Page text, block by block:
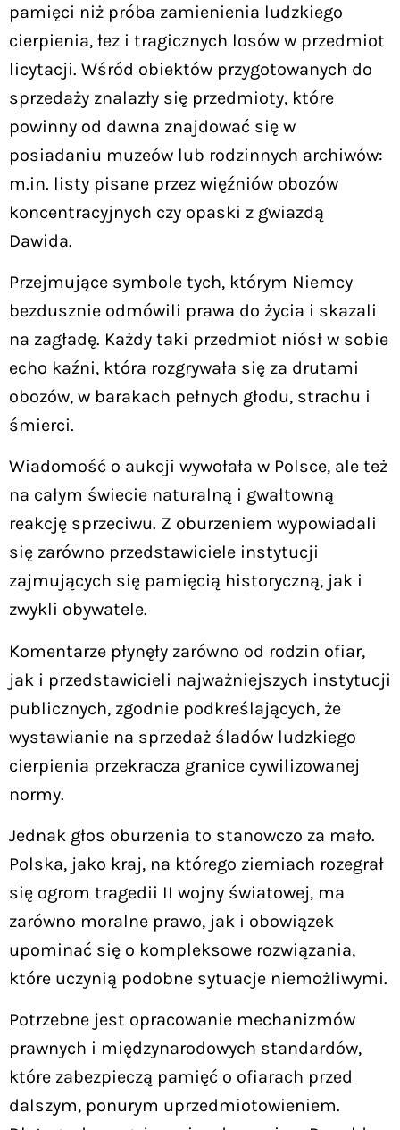
pamięci niż próba zamienienia ludzkiego
cierpienia, łez i tragicznych losów w przedmiot
licytacji. Wśród obiektów przygotowanych do
sprzedaży znalazły się przedmioty, które
powinny od dawna znajdować się w
posiadaniu muzeów lub rodzinnych archiwów:
m.in. listy pisane przez więźniów obozów
koncentracyjnych czy opaski z gwiazdą
Dawida.
Przejmujące symbole tych, którym Niemcy
bezdusznie odmówili prawa do życia i skazali
na zagładę. Każdy taki przedmiot niósł w sobie
echo kaźni, która rozgrywała się za drutami
obozów, w barakach pełnych głodu, strachu i
śmierci.
Wiadomość o aukcji wywołała w Polsce, ale też
na całym świecie naturalną i gwałtowną
reakcję sprzeciwu. Z oburzeniem wypowiadali
się zarówno przedstawiciele instytucji
zajmujących się pamięcią historyczną, jak i
zwykli obywatele.
Komentarze płynęły zarówno od rodzin ofiar,
jak i przedstawicieli najważniejszych instytucji
publicznych, zgodnie podkreślających, że
wystawianie na sprzedaż śladów ludzkiego
cierpienia przekracza granice cywilizowanej
normy.
Jednak głos oburzenia to stanowczo za mało.
Polska, jako kraj, na którego ziemiach rozegrał
się ogrom tragedii II wojny światowej, ma
zarówno moralne prawo, jak i obowiązek
upominać się o kompleksowe rozwiązania,
które uczynią podobne sytuacje niemożliwymi.
Potrzebne jest opracowanie mechanizmów
prawnych i międzynarodowych standardów,
które zabezpieczą pamięć o ofiarach przed
dalszym, ponurym uprzedmiotowieniem.